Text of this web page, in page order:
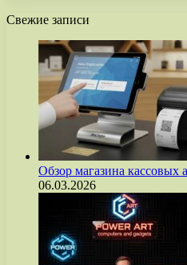
Свежие записи
Обзор магазина кассовых
06.03.2026